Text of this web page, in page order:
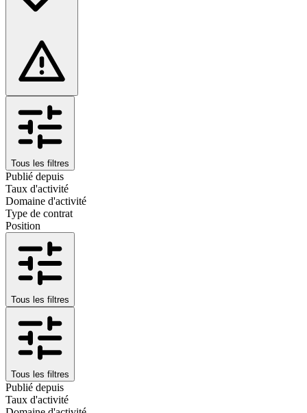
Tous les filtres
Publié depuis
Taux d'activité
Domaine d'activité
Type de contrat
Position
Tous les filtres
Tous les filtres
Publié depuis
Taux d'activité